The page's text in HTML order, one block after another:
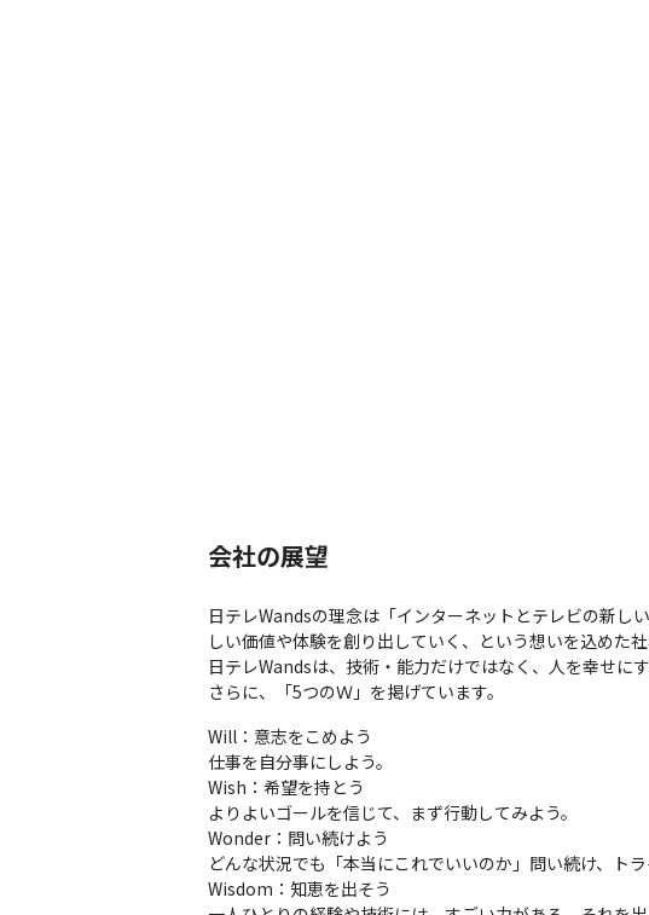
会社の展望
日テレWandsの理念は「インターネットとテレビの新し
しい価値や体験を創り出していく、という想いを込めた社
日テレWandsは、技術・能力だけではなく、人を幸せに
さらに、「5つのＷ」を掲げています。
Will：意志をこめよう
仕事を自分事にしよう。
Wish：希望を持とう
よりよいゴールを信じて、まず行動してみよう。
Wonder：問い続けよう
どんな状況でも「本当にこれでいいのか」問い続け、トラ
Wisdom：知恵を出そう